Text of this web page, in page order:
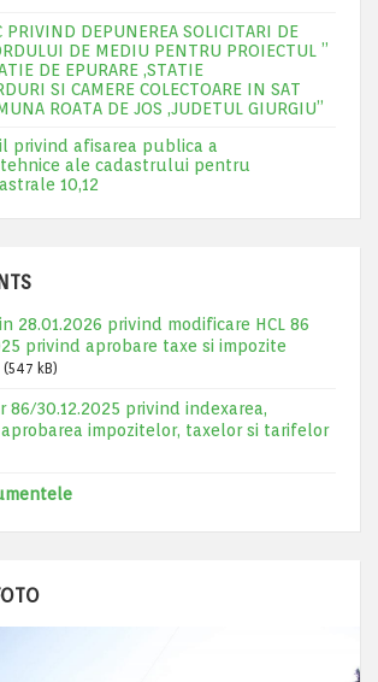
DEPUNEREA SOLICITARI DE
DE MEDIU PENTRU PROIECTUL ”
DE EPURARE ,STATIE
SI CAMERE COLECTOARE IN SAT
ROATA DE JOS ,JUDETUL GIURGIU”
privind afisarea publica a
ale cadastrului pentru
10,12
28.01.2026 privind modificare HCL 86
privind aprobare taxe si impozite
(547 kB)
86/30.12.2025 privind indexarea,
impozitelor, taxelor si tarifelor